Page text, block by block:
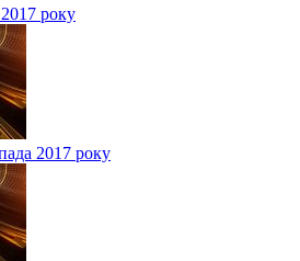
року
2017 року